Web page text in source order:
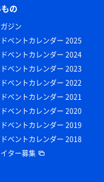
の
ジン
ベントカレンダー 2025
ベントカレンダー 2024
ベントカレンダー 2023
ベントカレンダー 2022
ベントカレンダー 2021
ベントカレンダー 2020
ベントカレンダー 2019
ベントカレンダー 2018
ター募集